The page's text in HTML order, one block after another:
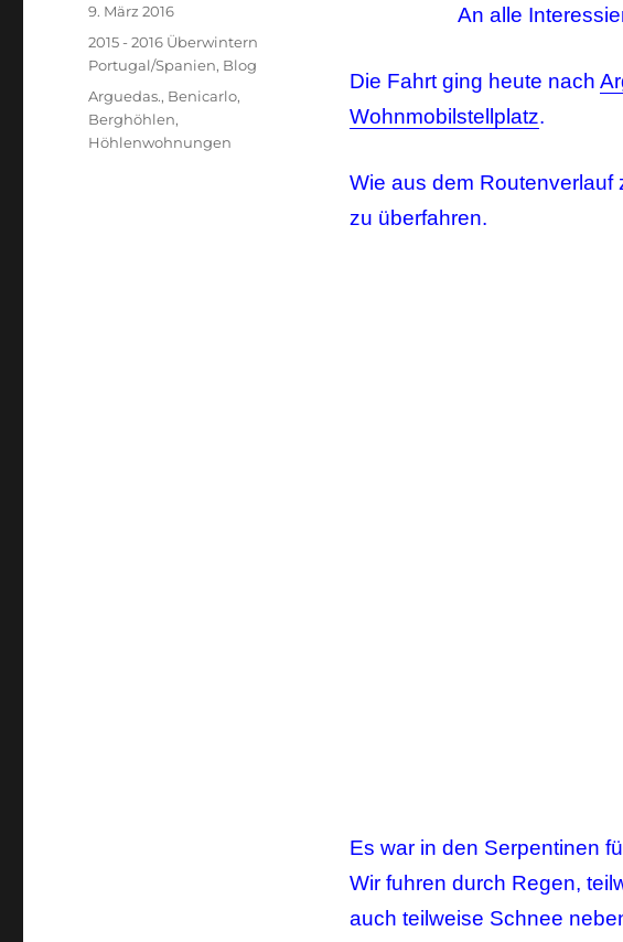
An alle
Die Fahrt ging heute nach
Wohnmobilstellplatz.
Wie aus dem Routenverlauf
zu überfahren.
Es war in den Serpentinen
Wir fuhren durch Regen,
auch teilweise Schnee
Veröffentlicht
am
9. März 2016
Kategorien
2015 - 2016 Überwintern
Portugal/Spanien, Blog
Schlagwörter
Arguedas., Benicarlo,
Berghöhlen,
Höhlenwohnungen